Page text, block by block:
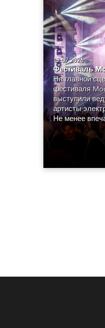
17.07.2026
Фестиваль
На главной
фестиваля
выступили
артисты
Не менее
оказался и
Лоиком
сорок восемь